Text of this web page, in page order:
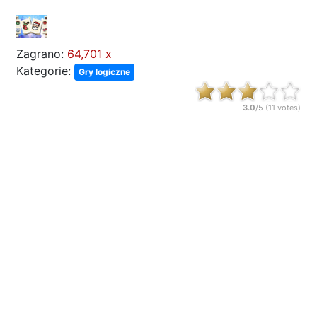
Zagrano: 64,701 x
Kategorie:
Gry logiczne
3.0/5 (11 votes)